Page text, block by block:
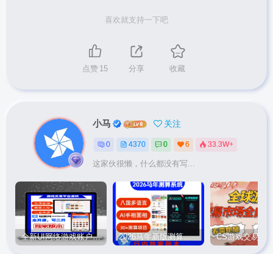
喜欢就支持一下吧
点赞 15 分享 收藏
小马 关注
0 4370 0 6 33.3W+
这家伙很懒，什么都没有写...
全新UI网络游戏账户交易平台系统 全开源版本 2026马年新版测算系统源码